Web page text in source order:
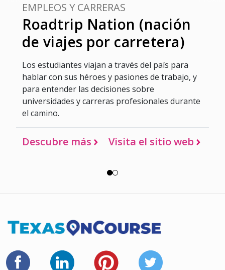
EMPLEOS Y CARRERAS
Roadtrip Nation (nación
de viajes por carretera)
Los estudiantes viajan a través del país para
hablar con sus héroes y pasiones de trabajo, y
para entender las decisiones sobre
universidades y carreras profesionales durante
el camino.
Descubre más Visita el sitio web